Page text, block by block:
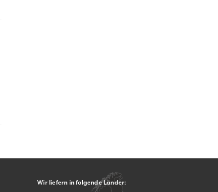
Wir liefern in folgende Länder: